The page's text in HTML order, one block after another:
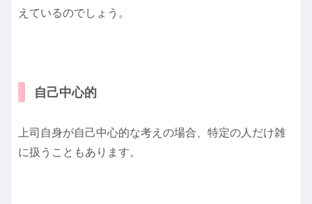
えているのでしょう。
自己中心的
上司自身が自己中心的な考えの場合、特定の人だけ雑
に扱うこともあります。